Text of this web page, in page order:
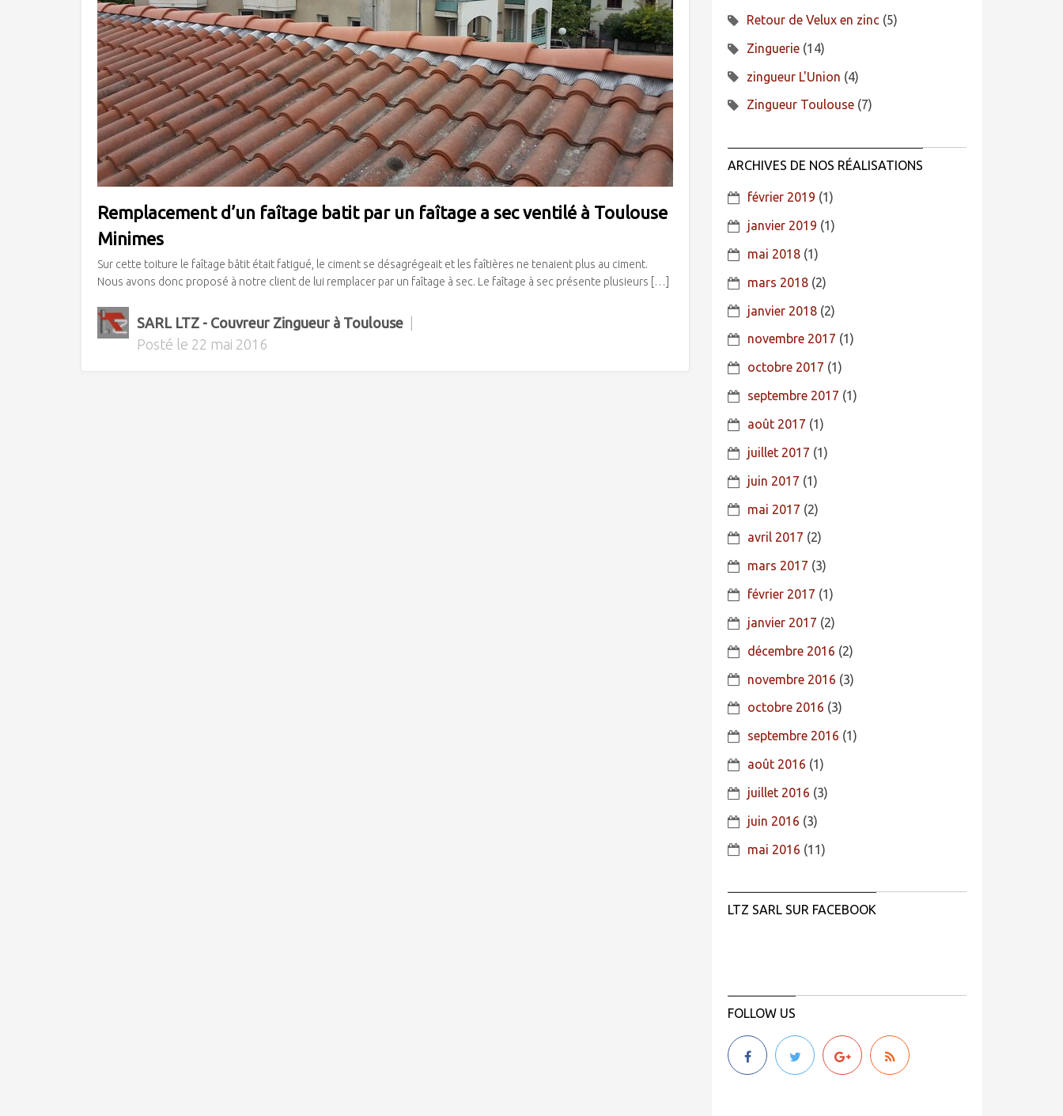
Remplacement d’un faîtage batit par un faîtage a sec ventilé à Toulouse
Minimes
Sur cette toiture le faîtage bâtit était fatigué, le ciment se désagrégeait et les faîtières ne tenaient plus au ciment.
Nous avons donc proposé à notre client de lui remplacer par un faîtage à sec. Le faîtage à sec présente plusieurs […]
SARL LTZ - Couvreur Zingueur à Toulouse
Posté le 22 mai 2016
Retour de Velux en zinc (5)
Zinguerie (14)
zingueur L'Union (4)
Zingueur Toulouse (7)
ARCHIVES DE NOS RÉALISATIONS
février 2019 (1)
janvier 2019 (1)
mai 2018 (1)
mars 2018 (2)
janvier 2018 (2)
novembre 2017 (1)
octobre 2017 (1)
septembre 2017 (1)
août 2017 (1)
juillet 2017 (1)
juin 2017 (1)
mai 2017 (2)
avril 2017 (2)
mars 2017 (3)
février 2017 (1)
janvier 2017 (2)
décembre 2016 (2)
novembre 2016 (3)
octobre 2016 (3)
septembre 2016 (1)
août 2016 (1)
juillet 2016 (3)
juin 2016 (3)
mai 2016 (11)
LTZ SARL SUR FACEBOOK
FOLLOW US